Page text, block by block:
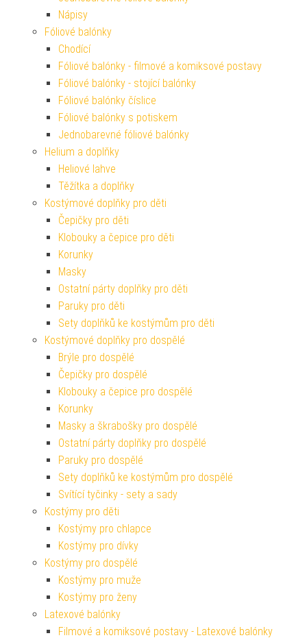
Nápisy
Fóliové balónky
Chodící
Fóliové balónky - filmové a komiksové postavy
Fóliové balónky - stojící balónky
Fóliové balónky číslice
Fóliové balónky s potiskem
Jednobarevné fóliové balónky
Helium a doplňky
Heliové lahve
Těžítka a doplňky
Kostýmové doplňky pro děti
Čepičky pro děti
Klobouky a čepice pro děti
Korunky
Masky
Ostatní párty doplňky pro děti
Paruky pro děti
Sety doplňků ke kostýmům pro děti
Kostýmové doplňky pro dospělé
Brýle pro dospělé
Čepičky pro dospělé
Klobouky a čepice pro dospělé
Korunky
Masky a škrabošky pro dospělé
Ostatní párty doplňky pro dospělé
Paruky pro dospělé
Sety doplňků ke kostýmům pro dospělé
Svítící tyčinky - sety a sady
Kostýmy pro děti
Kostýmy pro chlapce
Kostýmy pro dívky
Kostýmy pro dospělé
Kostýmy pro muže
Kostýmy pro ženy
Latexové balónky
Filmové a komiksové postavy - Latexové balónky